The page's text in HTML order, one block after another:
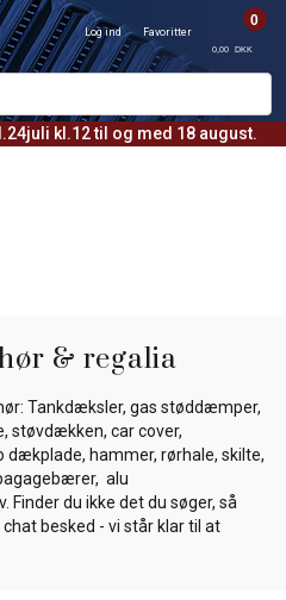
kl.12 til og med 18 august.
Log ind Favoritter
0
0,00 DKK
& regalia
Tankdæksler, gas støddæmper,
støvdækken, car cover,
hammer, rørhale, skilte,
alu
du ikke det du søger, så
besked - vi står klar til at